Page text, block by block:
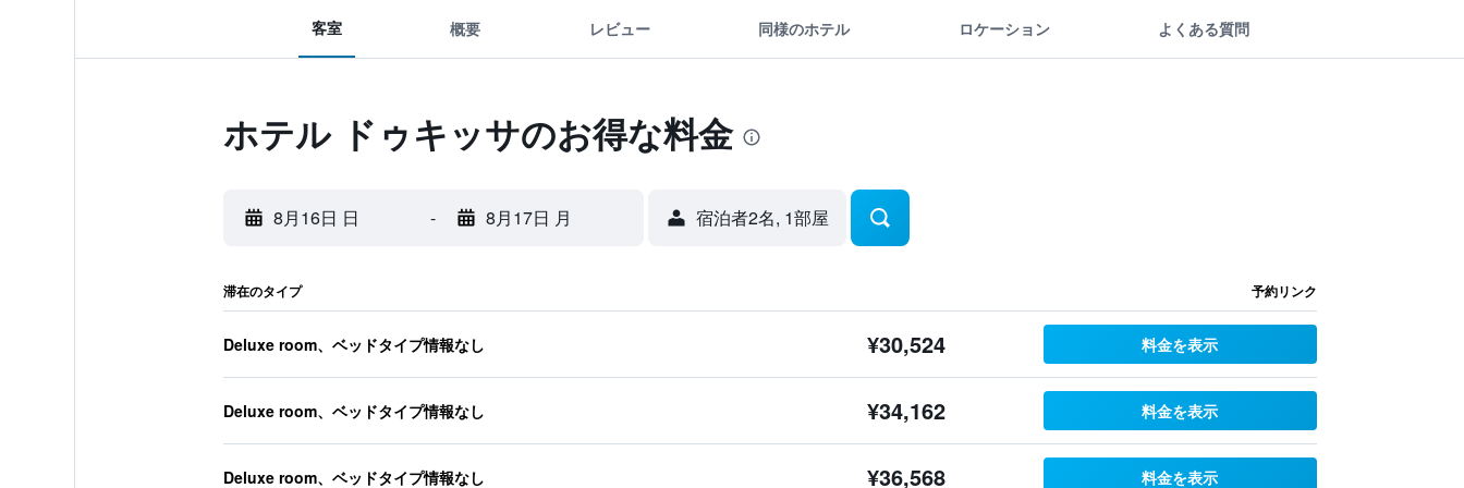
客室 概要 レビュー 同様のホテル ロケーション よくある質問
ホテル ドゥキッサのお得な料金
8月16日 日 - 8月17日 月 宿泊者2名, 1​部屋
滞在のタイプ 予約リンク
Deluxe room、ベッドタイプ情報なし ¥30,524 料金を表示
Deluxe room、ベッドタイプ情報なし ¥34,162 料金を表示
Deluxe room、ベッドタイプ情報なし ¥36,568 料金を表示